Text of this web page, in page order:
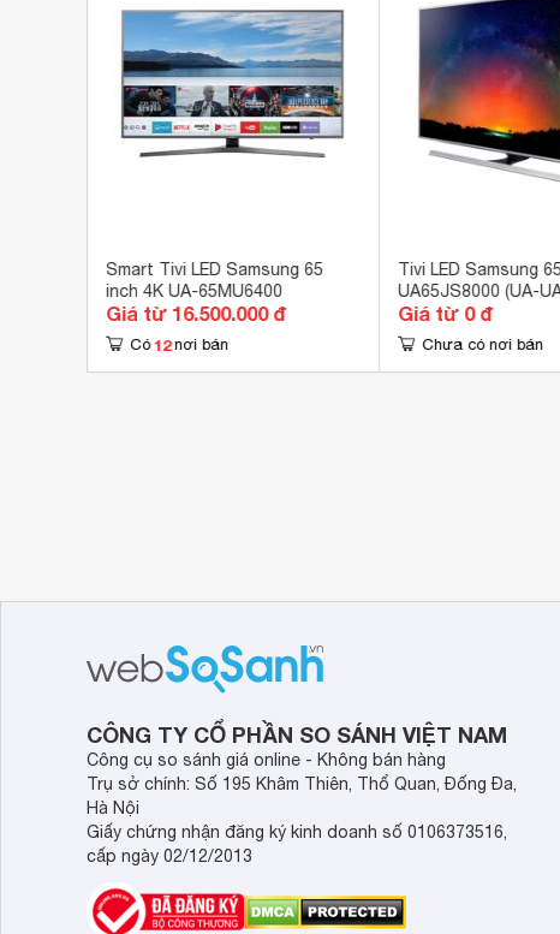
Tivi LED Samsung UA65HU7200 –
Smart Tivi LED Samsung 65
inch 4K UA-65MU6400
Giá từ 16.500.000 đ
Có 12 nơi bán
Tivi LED Samsung
UA65JS8000 (UA-
Giá từ 0 đ
Chưa có nơi bán
CÔNG TY CỔ PHẦN SO SÁNH VIỆT NAM
Công cụ so sánh giá online - Không bán hàng
Trụ sở chính: Số 195 Khâm Thiên, Thổ Quan, Đống Đa,
Hà Nội
Giấy chứng nhận đăng ký kinh doanh số 0106373516,
cấp ngày 02/12/2013